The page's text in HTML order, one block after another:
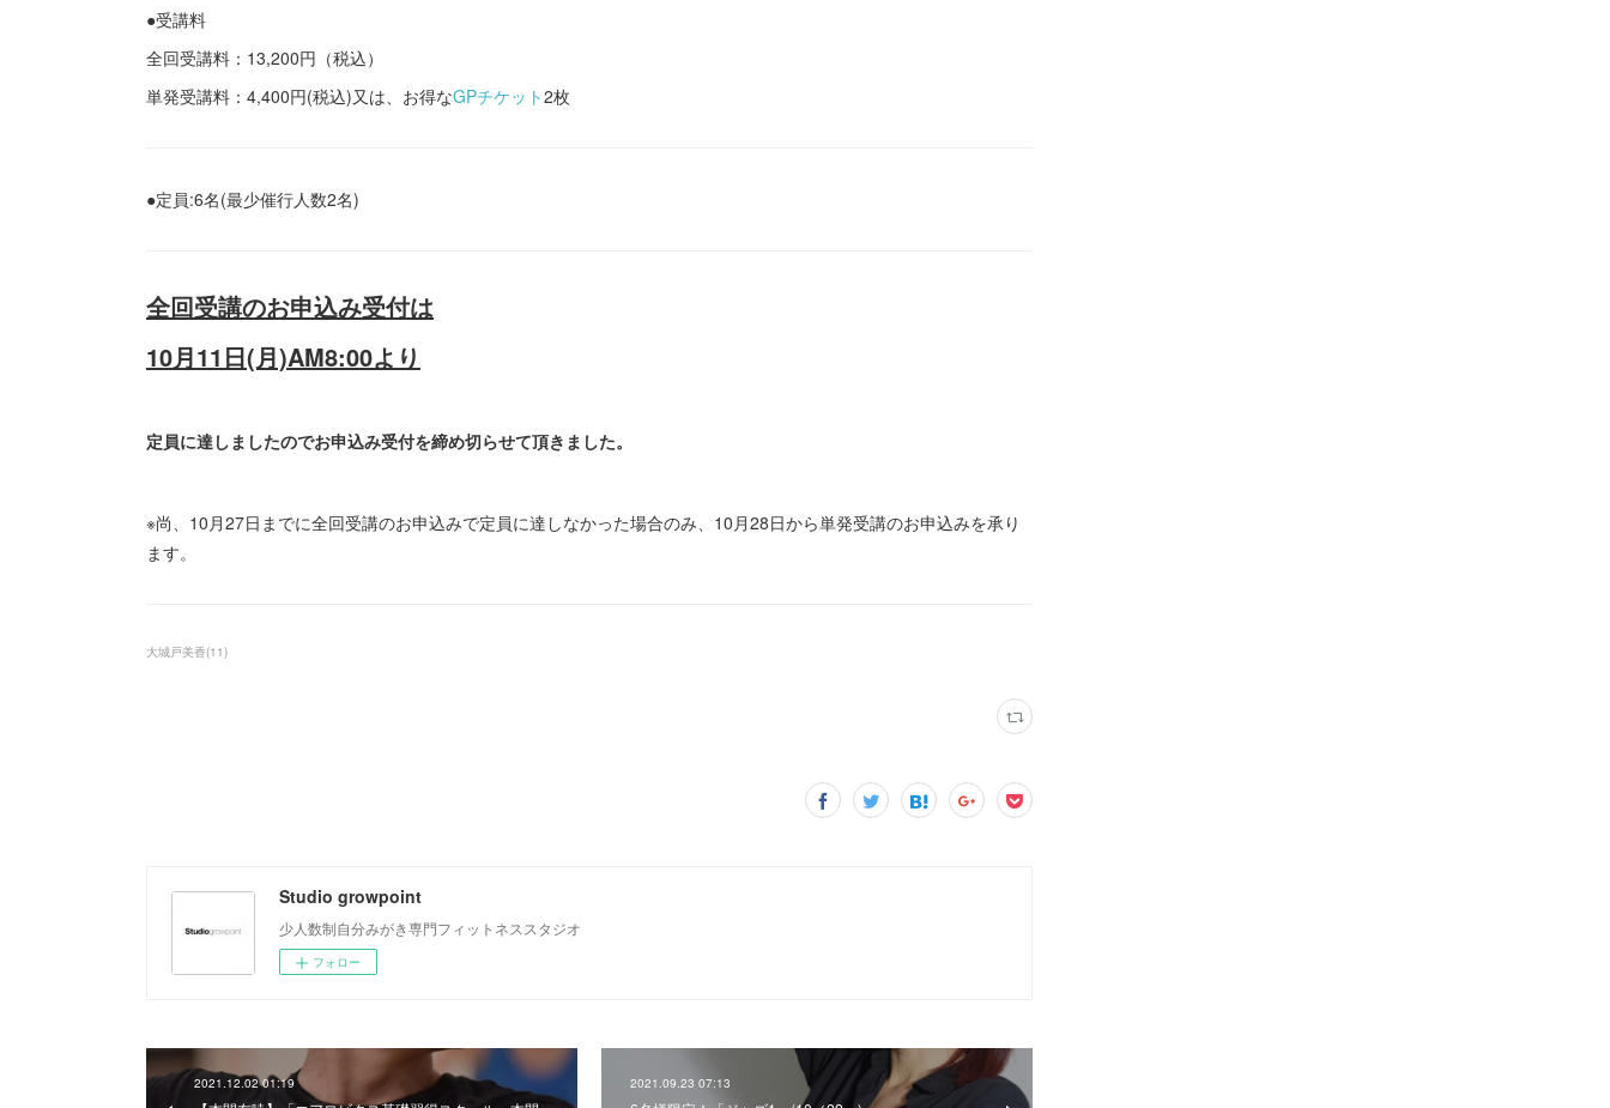
●受講料
全回受講料：13,200円（税込）
単発受講料：4,400円(税込)又は、お得なGPチケット2枚
●定員:6名(最少催行人数2名)
全回受講のお申込み受付は
10月11日(月)AM8:00より
定員に達しましたのでお申込み受付を締め切らせて頂きました。
※尚、10月27日までに全回受講のお申込みで定員に達しなかった場合のみ、10月28日から単発受講のお申込みを承り
ます。
大城戸美香(11)
Studio growpoint
少人数制自分みがき専門フィットネススタジオ
フォロー
2021.12.02 01:19 2021.09.23 07:13